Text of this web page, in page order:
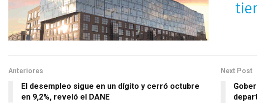
Anteriores
El desempleo sigue en un dígito y cerró octubre
en 9,2%, reveló el DANE
Next Post